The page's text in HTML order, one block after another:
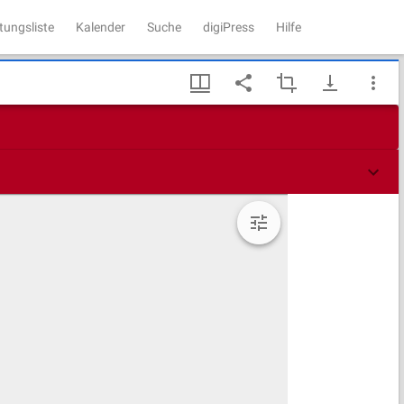
Kalender Suche digiPress Hilfe